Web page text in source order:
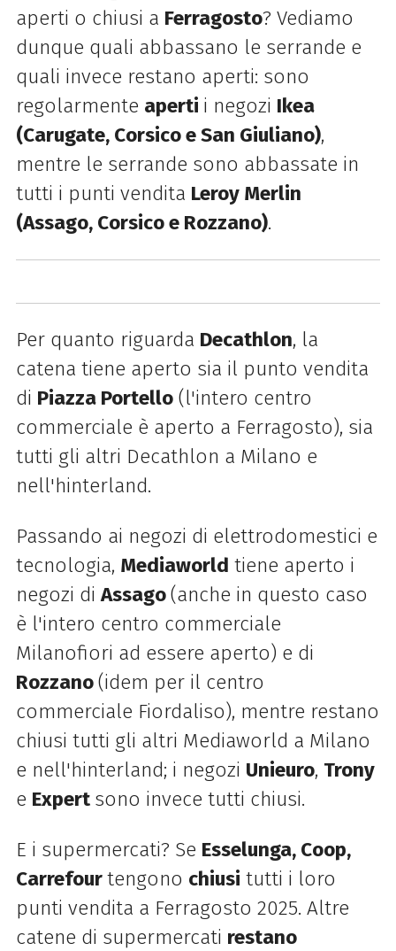
aperti o chiusi a Ferragosto? Vediamo
dunque quali abbassano le serrande e
quali invece restano aperti: sono
regolarmente aperti i negozi Ikea
(Carugate, Corsico e San Giuliano),
mentre le serrande sono abbassate in
tutti i punti vendita Leroy Merlin
(Assago, Corsico e Rozzano).
Per quanto riguarda Decathlon, la
catena tiene aperto sia il punto vendita
di Piazza Portello(l'intero centro
commerciale è aperto a Ferragosto), sia
tutti gli altri Decathlon a Milano e
nell'hinterland.
Passando ai negozi di elettrodomestici e
tecnologia, Mediaworld tiene aperto i
negozi diAssago(anche in questo caso
è l'intero centro commerciale
Milanofiori ad essere aperto) e di
Rozzano(idem per il centro
commerciale Fiordaliso), mentre restano
chiusi tutti gli altri Mediaworld a Milano
e nell'hinterland; i negozi Unieuro, Trony
e Expert sono invece tutti chiusi.
E i supermercati? Se Esselunga, Coop,
Carrefourtengono chiusi tutti i loro
punti vendita a Ferragosto 2025. Altre
catene di supermercati restano